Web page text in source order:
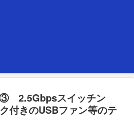
③ 2.5Gbpsスイッチン
付きのUSBファン等のテ